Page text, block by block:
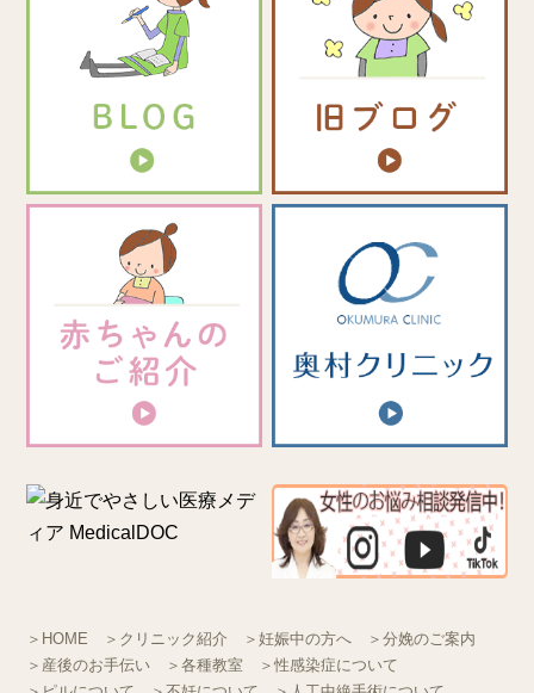
＞HOME ＞クリニック紹介 ＞妊娠中の方へ
＞分娩のご案内
＞産後のお手伝い
＞各種教室
＞性感染症について